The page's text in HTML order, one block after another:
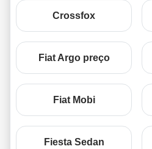
Crossfox
Fiat Argo preço
Fiat Mobi
Fiesta Sedan